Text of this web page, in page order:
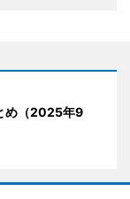
め（2025年9